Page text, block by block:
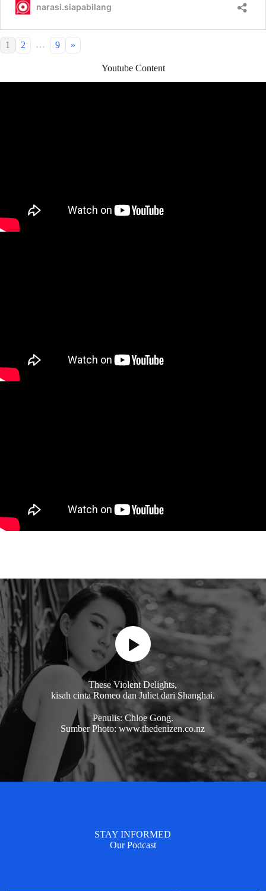
1 2 … 9 »
Youtube Content
These Violent Delights,
kisah cinta Romeo dan Juliet dari Shanghai.
Penulis: Chloe Gong.
Sumber Photo: www.thedenizen.co.nz
STAY INFORMED
Our Podcast